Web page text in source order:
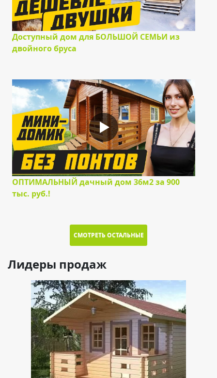
Доступный дом для БОЛЬШОЙ СЕМЬИ из
двойного бруса
ОПТИМАЛЬНЫЙ дачный дом 36м2 за 900
тыс. руб.!
СМОТРЕТЬ ОСТАЛЬНЫЕ
Лидеры продаж